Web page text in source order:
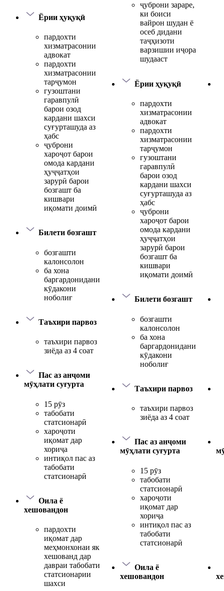
Ёрии ҳуқуқӣ
пардохти
хизматрасонии
адвокат
пардохти
хизматрасонии
тарҷумон
гузоштани
гаравпулӣ
барои озод
кардани шахси
суғурташуда аз
ҳабс
ҷуброни
хароҷот барои
омода кардани
ҳуҷҷатҳои
зарурӣ барои
бозгашт ба
кишвари
иқомати доимӣ
Билети бозгашт
бозгашти
калонсолон
ба хона
баргардонидани
кӯдакони
ноболиғ
Таъхири парвоз
таъхири парвоз
зиёда аз 4 соат
Пас аз анҷоми
мӯҳлати суғурта
15 рӯз
табобати
статсионарӣ
хароҷоти
иқомат дар
хориҷа
интиқол пас аз
табобати
статсионарӣ
Оила ё
хешовандон
пардохти
иқомат дар
меҳмонхонаи як
хешованд дар
давраи табобати
статсионарии
шахси
ҷуброни зараре,
ки боиси
вайрон шудан ё
осеб дидани
таҷҳизоти
варзишии иҷора
шудааст
Ёрии ҳуқуқӣ
пардохти
хизматрасонии
адвокат
пардохти
хизматрасонии
тарҷумон
гузоштани
гаравпулӣ
барои озод
кардани шахси
суғурташуда аз
ҳабс
ҷуброни
хароҷот барои
омода кардани
ҳуҷҷатҳои
зарурӣ барои
бозгашт ба
кишвари
иқомати доимӣ
Билети бозгашт
бозгашти
калонсолон
ба хона
баргардонидани
кӯдакони
ноболиғ
Таъхири парвоз
таъхири парвоз
зиёда аз 4 соат
Пас аз анҷоми
мӯҳлати суғурта
15 рӯз
табобати
статсионарӣ
хароҷоти
иқомат дар
хориҷа
интиқол пас аз
табобати
статсионарӣ
Оила ё
хешовандон